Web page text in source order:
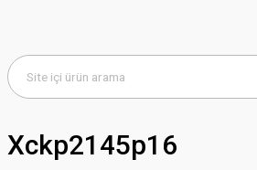
Xckp2145p16